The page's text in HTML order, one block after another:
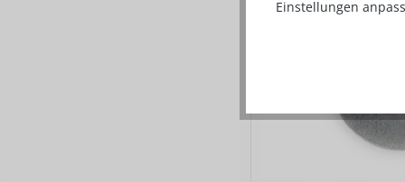
Einstellungen